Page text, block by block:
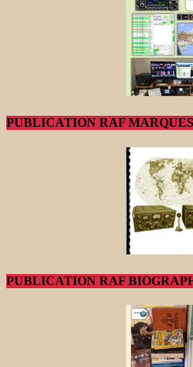
PUBLICATION RAF
PUBLICATION RAF